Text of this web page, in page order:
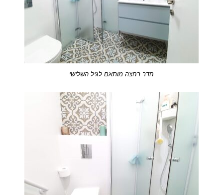
חדר רחצה מותאם לגיל השלישי